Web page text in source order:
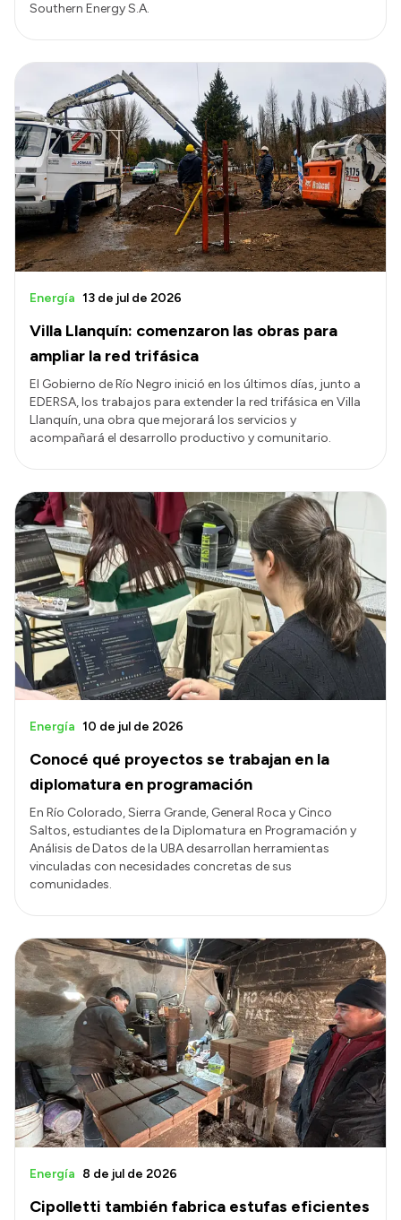
Southern Energy S.A.
Villa Llanquín: comenzaron las obras para
ampliar la red trifásica
Energía 13 de jul de 2026
El Gobierno de Río Negro inició en los últimos días, junto a
EDERSA, los trabajos para extender la red trifásica en Villa
Llanquín, una obra que mejorará los servicios y
acompañará el desarrollo productivo y comunitario.
Conocé qué proyectos se trabajan en la
diplomatura en programación
Energía 10 de jul de 2026
En Río Colorado, Sierra Grande, General Roca y Cinco
Saltos, estudiantes de la Diplomatura en Programación y
Análisis de Datos de la UBA desarrollan herramientas
vinculadas con necesidades concretas de sus
comunidades.
Cipolletti también fabrica estufas eficientes
Energía 8 de jul de 2026